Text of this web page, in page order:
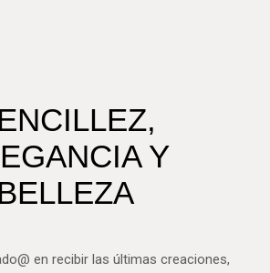
Y
en recibir las últimas creaciones,